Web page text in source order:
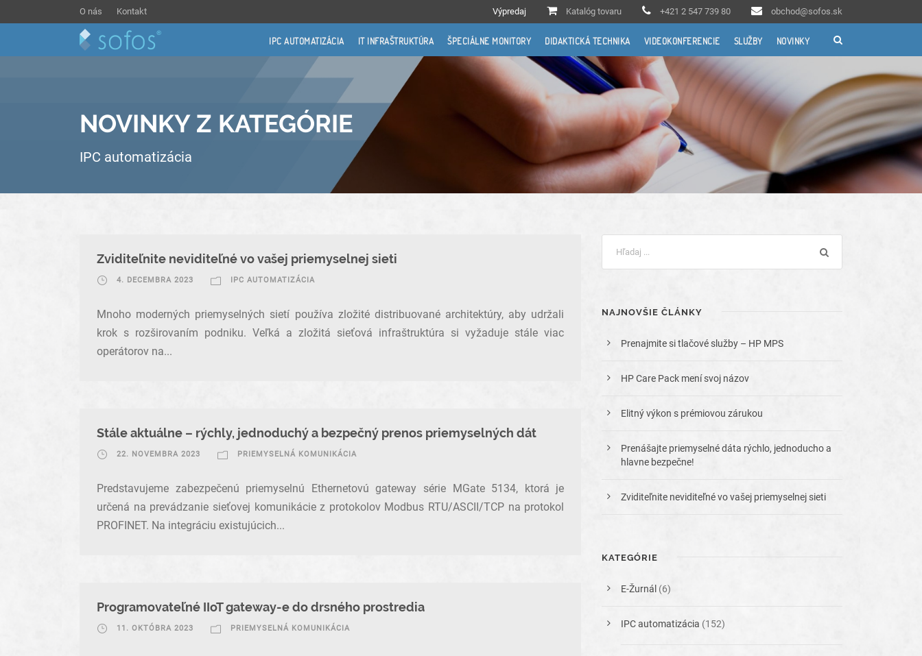
O nás Kontakt Výpredaj Katalóg tovaru +421 2 547 739 80 obchod@sofos.sk
IPC AUTOMATIZÁCIA IT INFRAŠTRUKTÚRA ŠPECIÁLNE MONITORY DIDAKTICKÁ TECHNIKA VIDEOKONFERENCIE SLUŽBY NOVINKY
NOVINKY Z KATEGÓRIE
IPC automatizácia
Zviditeľnite neviditeľné vo vašej priemyselnej sieti
4. DECEMBRA 2023 IPC AUTOMATIZÁCIA
Mnoho moderných priemyselných sietí používa zložité distribuované architektúry, aby udržali
krok s rozširovaním podniku. Veľká a zložitá sieťová infraštruktúra si vyžaduje stále viac
operátorov na...
Stále aktuálne – rýchly, jednoduchý a bezpečný prenos priemyselných dát
22. NOVEMBRA 2023 PRIEMYSELNÁ KOMUNIKÁCIA
Predstavujeme zabezpečenú priemyselnú Ethernetovú gateway série MGate 5134, ktorá je
určená na prevádzanie sieťovej komunikácie z protokolov Modbus RTU/ASCII/TCP na protokol
PROFINET. Na integráciu existujúcich...
Programovateľné IIoT gateway-e do drsného prostredia
11. OKTÓBRA 2023 PRIEMYSELNÁ KOMUNIKÁCIA
NAJNOVŠIE ČLÁNKY
Prenajmite si tlačové služby – HP MPS
HP Care Pack mení svoj názov
Elitný výkon s prémiovou zárukou
Prenášajte priemyselné dáta rýchlo, jednoducho a
hlavne bezpečne!
Zviditeľnite neviditeľné vo vašej priemyselnej sieti
KATEGÓRIE
E-Žurnál (6)
IPC automatizácia (152)